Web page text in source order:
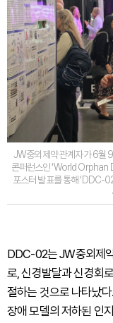
JW중외제약 관계자가 6월
콘퍼런스인 ‘World
포스터 발표를 통해 ‘DDC-
DDC-02는 JW중외제
로, 신경발달과 신경회
절하는 것으로 나타났
장애 모델의 저하된 인